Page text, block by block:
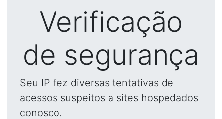
Verificação
de segurança
Seu IP fez diversas tentativas de
acessos suspeitos a sites hospedados
conosco.